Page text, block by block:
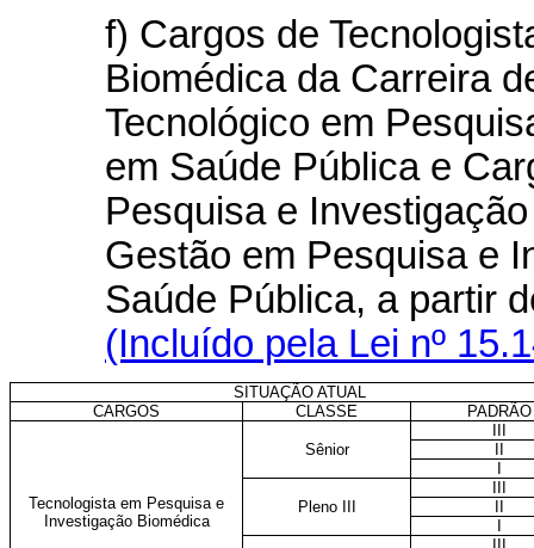
f) Cargos de
Biomédica da Carreira
Tecnológico em
em Saúde Pública e
Pesquisa e
Gestão em Pesquisa e
Saúde Pública, a partir
(Incluído pela Lei nº
SITUAÇÃO ATUAL
CARGOS
CLASSE PADRÃO
Tecnologista em Pesquisa e
Investigação Biomédica
Sênior
Pleno III